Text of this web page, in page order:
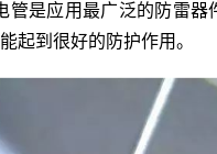
管是应用最广泛的防雷器
起到很好的防护作用。